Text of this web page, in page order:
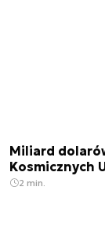
Miliard
Kosmicznych
2 min.